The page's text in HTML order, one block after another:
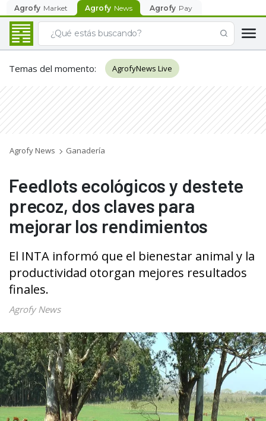
Agrofy Market Agrofy News Agrofy Pay
Temas del momento: AgrofyNews Live
Agrofy News Ganadería
Feedlots ecológicos y destete
precoz, dos claves para
mejorar los rendimientos
El INTA informó que el bienestar animal y la
productividad otorgan mejores resultados
finales.
Agrofy News